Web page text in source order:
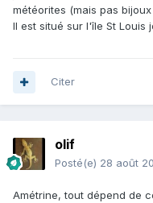
météorites (mais pas bijoux
Il est situé sur l'île St Louis
Citer
olif
Posté(e) 28 août
Amétrine, tout dépend de